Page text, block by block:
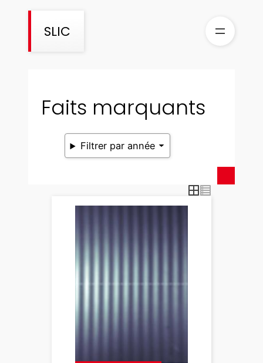
SLIC
Faits marquants
Filtrer par année